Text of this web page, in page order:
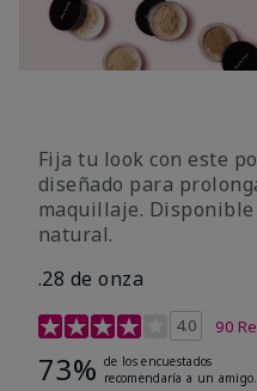
Fija tu look con este
diseñado para
maquillaje. Disponible
natural.
.28 de onza
Calificación de clientes
4.0 90
73% de los encuestados
recomendaría a un amigo.